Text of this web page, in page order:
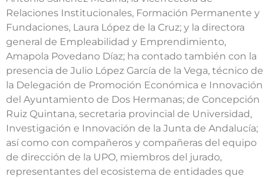
Relaciones Institucionales, Formación Permanente y
Fundaciones, Laura López de la Cruz; y la directora
general de Empleabilidad y Emprendimiento,
Amapola Povedano Díaz; ha contado también con la
presencia de Julio López García de la Vega, técnico de
la Delegación de Promoción Económica e Innovación
del Ayuntamiento de Dos Hermanas; de Concepción
Ruiz Quintana, secretaria provincial de Universidad,
Investigación e Innovación de la Junta de Andalucía;
así como con compañeros y compañeras del equipo
de dirección de la UPO, miembros del jurado,
representantes del ecosistema de entidades que